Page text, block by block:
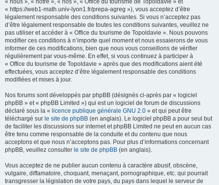
« nous », « notre », « nos », « Office du tourisme de Topoldavie » et
« https://web1-math.univ-lyon1.fr/prepa-agreg »), vous acceptez d’être
légalement responsable des conditions suivantes. Si vous n’acceptez pas
d’être légalement responsable de toutes les conditions suivantes, veuillez ne
pas utiliser et accéder à « Office du tourisme de Topoldavie ». Nous pouvons
modifier ces conditions à n’importe quel moment et nous essaierons de vous
informer de ces modifications, bien que nous vous conseillons de vérifier
régulièrement par vous-même. En effet, si vous continuez à participer à
« Office du tourisme de Topoldavie » après que des modifications aient été
effectuées, vous acceptez d’être légalement responsable des conditions
modifiées et mises à jour.
Nos forums sont développés par phpBB (désignés ci-après par « logiciel
phpBB » et « phpBB Limited ») qui est un logiciel de forum de discussions
déclaré sous la « licence publique générale GNU 2.0 » et qui peut être
téléchargé sur le site de phpBB (en anglais). Le logiciel phpBB a pour seul but
de faciliter les discussions sur internet et phpBB Limited ne peut en aucun cas
être tenu comme responsable de la conduite et du contenu que nous
acceptons et que nous n’acceptons pas. Pour plus d’informations concernant
phpBB, veuillez consulter le site de phpBB (en anglais).
Vous acceptez de ne publier aucun contenu à caractère abusif, obscène,
vulgaire, diffamatoire, choquant, menaçant, pornographique, etc. qui pourrait
transgresser la législation de votre pays, du pays dans lequel le serveur de